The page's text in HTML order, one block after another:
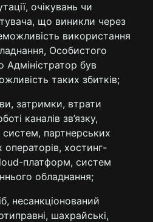
очікувань чи
що виникли через
використання
Особистого
Адміністратор був
таких збитків;
затримки, втрати
каналів зв’язку,
систем, партнерських
хостинг-
платформ, систем
обладнання;
несанкціонований
шахрайські,